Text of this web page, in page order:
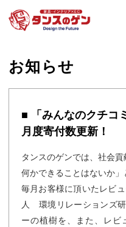
お知らせ
■ 「みんなのクチコ
月度寄付数更新！
タンスのゲンでは、社会
何かできることはないか」
毎月お客様に頂いたレビ
人 環境リレーションズ
ーの植樹を、また、レ